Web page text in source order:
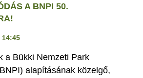
A BNPI 50.
14:45
a Bükki Nemzeti Park
alapításának közelgő,